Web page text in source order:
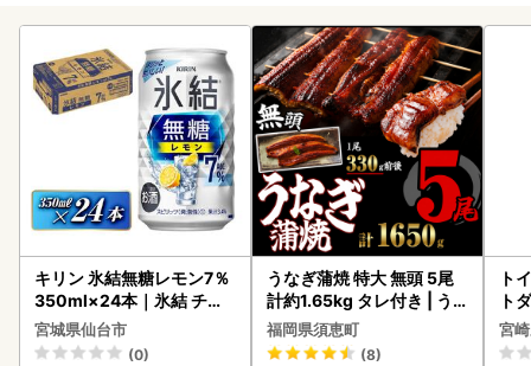
キリン 氷結無糖レモン7％
350ml×24本｜氷結 チュ
ーハイ 仙台市
宮城県仙台市
(0)
うなぎ蒲焼 特大 無頭 5尾
計約1.65kg タレ付き | う
なぎ蒲焼
福岡県須恵町
(8)
ト
ト
速
宮